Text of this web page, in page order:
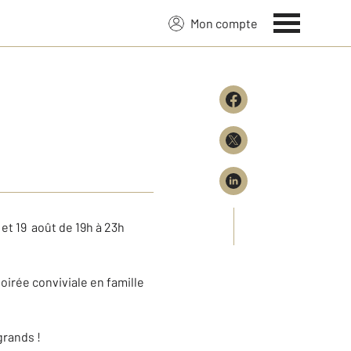
Mon compte
19 août de 19h à 23h
conviviale en famille
!